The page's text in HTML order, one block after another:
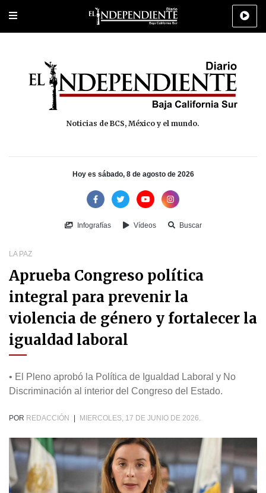
Portada Los Cabos Policiaca Deportes Cultura
Noticias de BCS, México y el mundo.
Hoy es sábado, 8 de agosto de 2026
Infografías Vídeos Buscar
LA PAZ
Aprueba Congreso política
integral para prevenir la
violencia de género y fortalecer la
igualdad laboral
• El Pleno aprobó la Política de Igualdad Laboral y No
Discriminación al interior del Congreso del Estado.
POR REDACCIÓN MIERCOLES, 17 DE JUNIO DE 2026.